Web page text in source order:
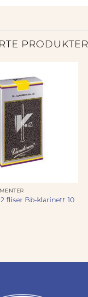
PRODUKTER
fliser Bb-klarinett 10